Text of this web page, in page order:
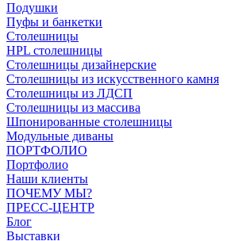
Подушки
Пуфы и банкетки
Столешницы
HPL столешницы
Столешницы дизайнерские
Столешницы из искусственного камня
Столешницы из ЛДСП
Столешницы из массива
Шпонированные столешницы
Модульные диваны
ПОРТФОЛИО
Портфолио
Наши клиенты
ПОЧЕМУ МЫ?
ПРЕСС-ЦЕНТР
Блог
Выставки